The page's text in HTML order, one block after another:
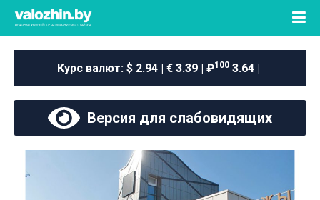
Курс валют: $ 2.94 | € 3.39 | ₽100 3.64 |
Версия для слабовидящих